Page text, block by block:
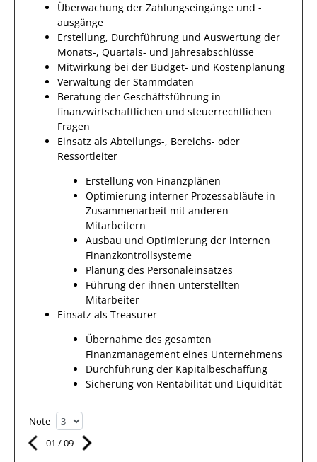
Überwachung der Zahlungseingänge und -
ausgänge
Erstellung, Durchführung und Auswertung der
Monats-, Quartals- und Jahresabschlüsse
Mitwirkung bei der Budget- und Kostenplanung
Verwaltung der Stammdaten
Beratung der Geschäftsführung in
finanzwirtschaftlichen und steuerrechtlichen
Fragen
Einsatz als Abteilungs-, Bereichs- oder
Ressortleiter
Erstellung von Finanzplänen
Optimierung interner Prozessabläufe in
Zusammenarbeit mit anderen
Mitarbeitern
Ausbau und Optimierung der internen
Finanzkontrollsysteme
Planung des Personaleinsatzes
Führung der ihnen unterstellten
Mitarbeiter
Einsatz als Treasurer
Übernahme des gesamten
Finanzmanagement eines Unternehmens
Durchführung der Kapitalbeschaffung
Sicherung von Rentabilität und Liquidität
Note
01 /09